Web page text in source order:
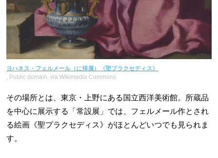
ヨハネス・フェルメール（に帰属）《聖プラクセディス》
, Public domain, via Wikimedia Commons.
その場所とは、東京・上野にある国立西洋美術館。所蔵品
を中心に展示する「常設展」では、フェルメール作とされ
る絵画《聖プラクセディス》がほとんどいつでも見られま
す。